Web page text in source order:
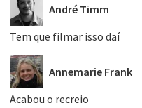
André Timm
Tem que filmar isso daí
Annemarie Frank
Acabou o recreio